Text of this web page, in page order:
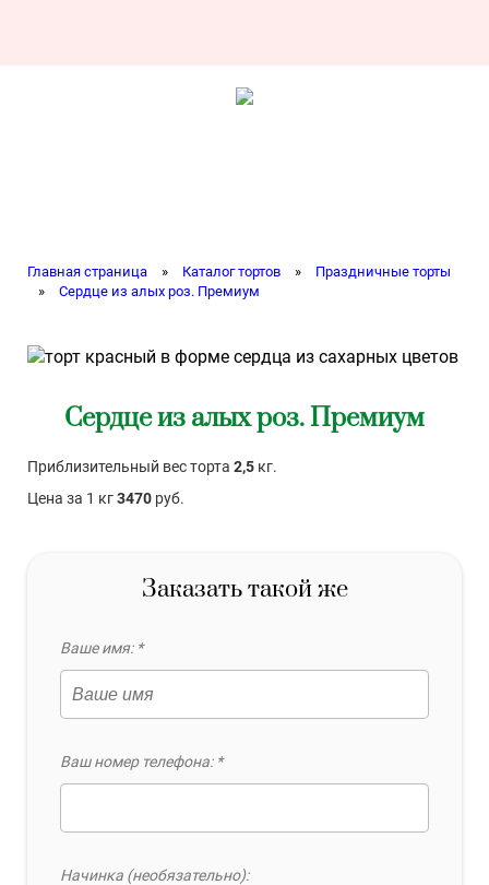
Главная страница » Каталог тортов »
Праздничные торты
»
Сердце из алых роз. Премиум
Сердце из алых роз. Премиум
Приблизительный вес торта 2,5 кг.
Цена за 1 кг3470 руб.
Заказать такой же
Ваше имя: *
Ваш номер телефона: *
Начинка (необязательно):